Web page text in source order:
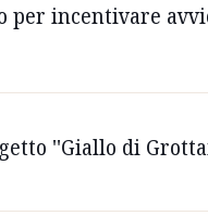
per incentivare
''Giallo di